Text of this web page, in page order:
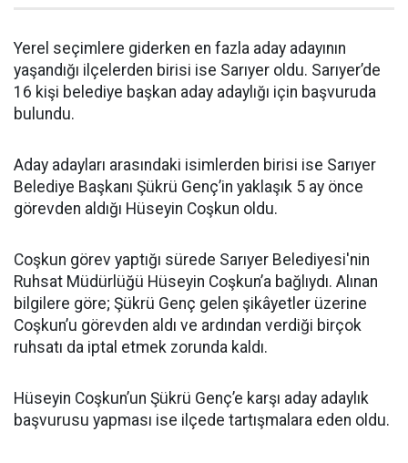
Yerel seçimlere giderken en fazla aday adayının
yaşandığı ilçelerden birisi ise Sarıyer oldu. Sarıyer’de
16 kişi belediye başkan aday adaylığı için başvuruda
bulundu.
Aday adayları arasındaki isimlerden birisi ise Sarıyer
Belediye Başkanı Şükrü Genç’in yaklaşık 5 ay önce
görevden aldığı Hüseyin Coşkun oldu.
Coşkun görev yaptığı sürede Sarıyer Belediyesi'nin
Ruhsat Müdürlüğü Hüseyin Coşkun’a bağlıydı. Alınan
bilgilere göre; Şükrü Genç gelen şikâyetler üzerine
Coşkun’u görevden aldı ve ardından verdiği birçok
ruhsatı da iptal etmek zorunda kaldı.
Hüseyin Coşkun’un Şükrü Genç’e karşı aday adaylık
başvurusu yapması ise ilçede tartışmalara eden oldu.